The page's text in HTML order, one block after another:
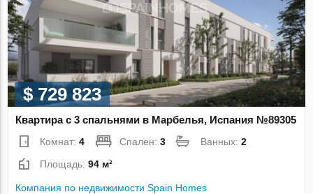
$ 729 823
Квартира с 3 спальнями в Марбелья, Испания №89305
Комнат:4 Спален:3 Ванных:2
Площадь:94 м²
Компания по недвижимости Spain Homes